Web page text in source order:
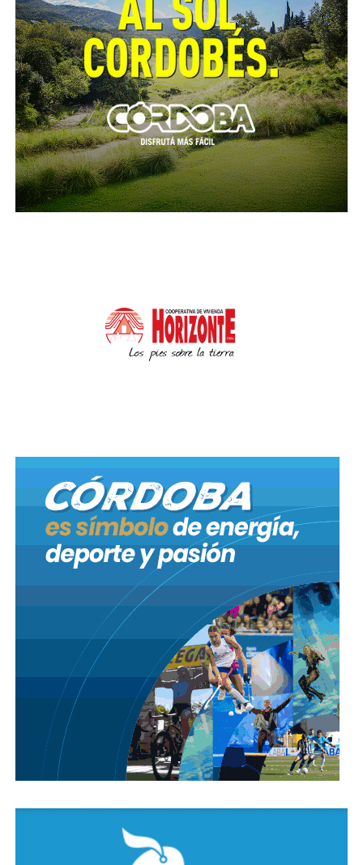
A este anuncio se sumó el compromiso de 30
millones de pesos destinados a la adquisición de una
motoniveladora.
Con el objetivo de fortalecer a la comunidad
educativa, las inversiones incluyen aportes por 40
millones de pesos para la construcción de una nueva
cocina y la ejecución de arreglos generales en la
escuela.
local, mientras que otros 20 millones a la puesta en
valor de la plaza mediante la instalación de juegos
En esta misma línea de fortalecimiento, se pactó
fondos por 5 millones de pesos para acompañar a las
instituciones locales.
El mandatario también anunció un crédito para la
construcción de cuatro viviendas en la localidad.
Durante la actividad, se destacaron además obras
terminadas con aportes provinciales, entre ellas
refacciones en el polideportivo, trabajos de gas,
adoquinado y cordón cuneta.
También se entregó un crédito del Banco de la
Gente destinado a libre disponibilidad.
Potrero de Garay
La recorrida por Santa María finalizó en Potrero de
Allí, Llaryora anunció el envío de 350 millones de